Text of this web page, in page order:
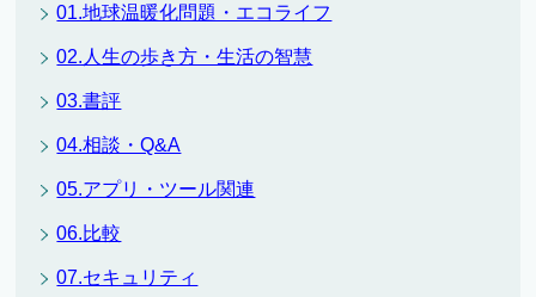
01.地球温暖化問題・エコライフ
02.人生の歩き方・生活の智慧
03.書評
04.相談・Q&A
05.アプリ・ツール関連
06.比較
07.セキュリティ